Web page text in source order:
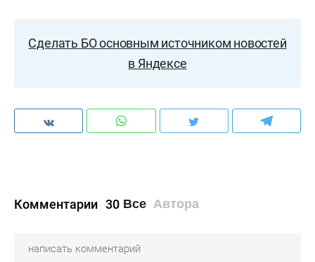
Сделать БО основным источником новостей
в Яндексе
Комментарии 30 Все Автора